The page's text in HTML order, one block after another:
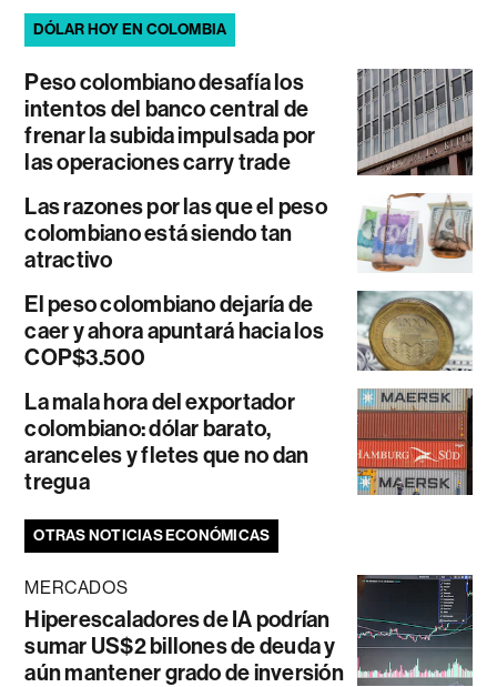
DÓLAR HOY EN COLOMBIA
Peso colombiano desafía los
intentos del banco central de
frenar la subida impulsada por
las operaciones carry trade
Las razones por las que el peso
colombiano está siendo tan
atractivo
El peso colombiano dejaría de
caer y ahora apuntará hacia los
COP$3.500
La mala hora del exportador
colombiano: dólar barato,
aranceles y fletes que no dan
tregua
OTRAS NOTICIAS ECONÓMICAS
MERCADOS
Hiperescaladores de IA podrían
sumar US$2 billones de deuda y
aún mantener grado de inversión